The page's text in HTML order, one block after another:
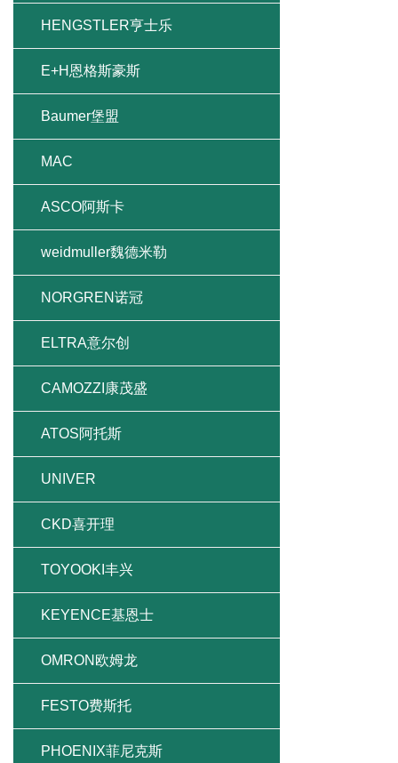
HENGSTLER亨士乐
E+H恩格斯豪斯
Baumer堡盟
MAC
ASCO阿斯卡
weidmuller魏德米勒
NORGREN诺冠
ELTRA意尔创
CAMOZZI康茂盛
ATOS阿托斯
UNIVER
CKD喜开理
TOYOOKI丰兴
KEYENCE基恩士
OMRON欧姆龙
FESTO费斯托
PHOENIX菲尼克斯